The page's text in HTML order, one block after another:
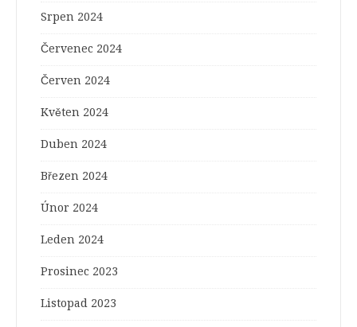
Srpen 2024
Červenec 2024
Červen 2024
Květen 2024
Duben 2024
Březen 2024
Únor 2024
Leden 2024
Prosinec 2023
Listopad 2023